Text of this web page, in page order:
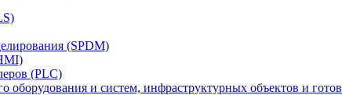
(SPDM)
(PLC)
и систем, инфраструктурных объектов и